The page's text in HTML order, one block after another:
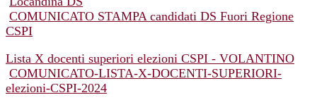
COMUNICATO STAMPA candidati DS Fuori Regione
CSPI
Lista X docenti superiori elezioni CSPI - VOLANTINO
COMUNICATO-LISTA-X-DOCENTI-SUPERIORI-
elezioni-CSPI-2024